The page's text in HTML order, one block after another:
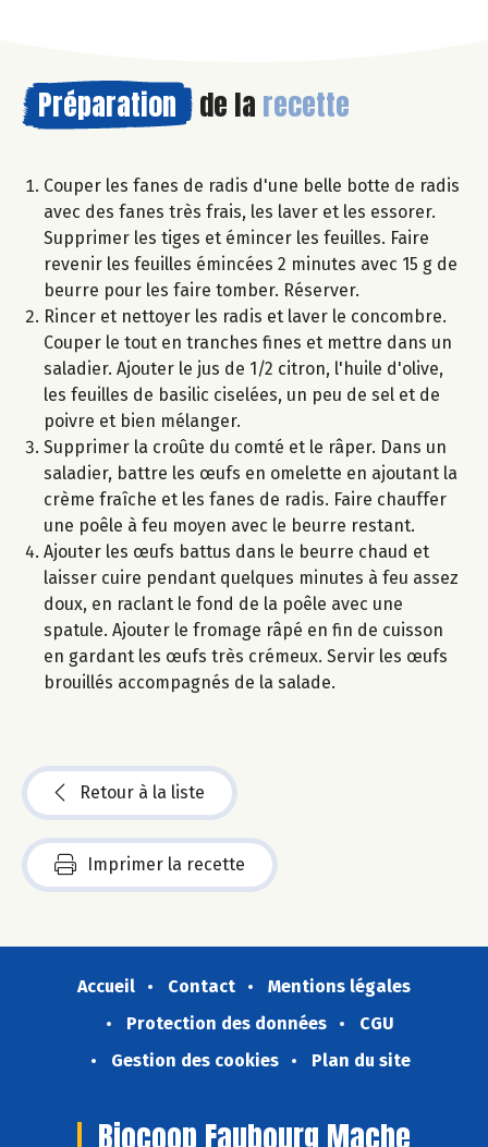
Préparation de la recette
Couper les fanes de radis d'une belle botte de radis
avec des fanes très frais, les laver et les essorer.
Supprimer les tiges et émincer les feuilles. Faire
revenir les feuilles émincées 2 minutes avec 15 g de
beurre pour les faire tomber. Réserver.
Rincer et nettoyer les radis et laver le concombre.
Couper le tout en tranches fines et mettre dans un
saladier. Ajouter le jus de 1/2 citron, l'huile d'olive,
les feuilles de basilic ciselées, un peu de sel et de
poivre et bien mélanger.
Supprimer la croûte du comté et le râper. Dans un
saladier, battre les œufs en omelette en ajoutant la
crème fraîche et les fanes de radis. Faire chauffer
une poêle à feu moyen avec le beurre restant.
Ajouter les œufs battus dans le beurre chaud et
laisser cuire pendant quelques minutes à feu assez
doux, en raclant le fond de la poêle avec une
spatule. Ajouter le fromage râpé en fin de cuisson
en gardant les œufs très crémeux. Servir les œufs
brouillés accompagnés de la salade.
Retour à la liste
Imprimer la recette
Accueil Contact
Mentions légales
Protection des données
CGU
Gestion des cookies
Plan du site
Biocoop Faubourg Mache